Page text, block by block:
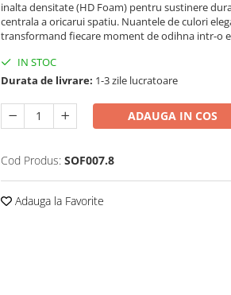
inalta densitate (HD Foam) pentru sustinere
centrala a oricarui spatiu. Nuantele de culori
transformand fiecare moment de odihna intr-o
IN STOC
Durata de livrare: 1-3 zile lucratoare
ADAUGA IN COS
Cod Produs: SOF007.8
Adauga la Favorite